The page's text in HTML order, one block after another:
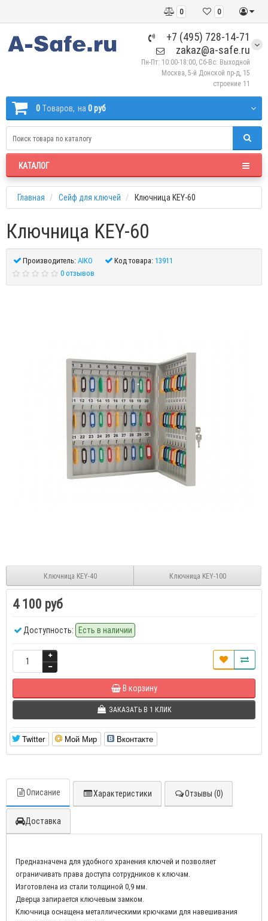
0
0
+7 (495) 728-14-71
zakaz@a-safe.ru
Пн-Пт: 10:00-18:00, Сб-Вс: Выходной
Москва, 5-й Донской пр-д, 15
строение 11
0 Tоваров, на 0 руб
КАТАЛОГ
Главная Сейф для ключей Ключница KEY-60
Ключница KEY-60
Производитель:AIKO Код товара:13911
0 отзывов
Ключница KEY-40 Ключница KEY-100
4 100 руб
Доступность: Есть в наличии
В корзину
ЗАКАЗАТЬ В 1 КЛИК
Twitter Мой Мир Вконтакте
Описание Характеристики Отзывы (0)
Доставка
Предназначена для удобного хранения ключей и позволяет
ограничивать права доступа сотрудников к ключам.
Изготовлена из стали толщиной 0,9 мм.
Дверца запирается ключевым замком.
Ключница оснащена металлическими крючками для навешивания